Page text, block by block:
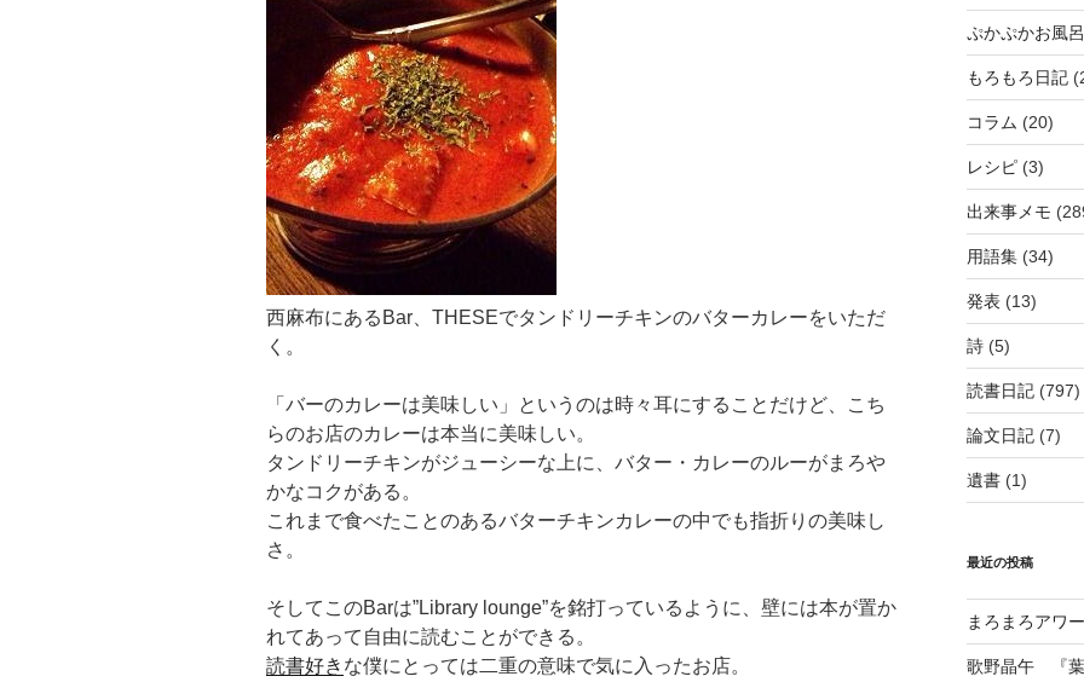
西麻布にあるBar、THESEでタンドリーチキンのバターカレーをいただ
く。
「バーのカレーは美味しい」というのは時々耳にすることだけど、こち
らのお店のカレーは本当に美味しい。
タンドリーチキンがジューシーな上に、バター・カレーのルーがまろや
かなコクがある。
これまで食べたことのあるバターチキンカレーの中でも指折りの美味し
さ。
そしてこのBarは”Library lounge”を銘打っているように、壁には本が置か
れてあって自由に読むことができる。
読書好き な僕にとっては二重の意味で気に入ったお店。
ぷかぷかお風
もろもろ日記
コラム (20)
レシピ(3)
出来事メモ
用語集(34)
発表 (13)
詩(5)
読書日記(797)
論文日記(7)
遺書(1)
最近の投稿
まろまろアワ
歌野晶午 『